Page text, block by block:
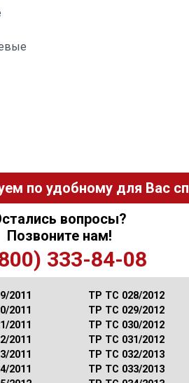
по удобному для Вас
вопросы?
Позвоните нам!
333-84-08
2011
2011
2011
2011
2011
2011
ТР ТС 028/2012
ТР ТС 029/2012
ТР ТС 030/2012
ТР ТС 031/2012
ТР ТС 032/2013
ТР ТС 033/2013